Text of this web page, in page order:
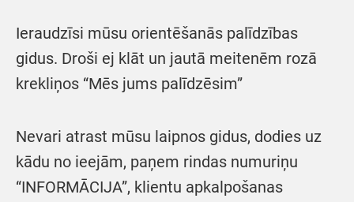
Ieraudzīsi mūsu orientēšanās palīdzības
gidus. Droši ej klāt un jautā meitenēm rozā
krekliņos “Mēs jums palīdzēsim”
Nevari atrast mūsu laipnos gidus, dodies uz
kādu no ieejām, paņem rindas numuriņu
“INFORMĀCIJA”, klientu apkalpošanas